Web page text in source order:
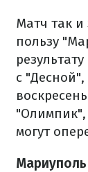
Матч так и
пользу
с
"Олимпик",
могут